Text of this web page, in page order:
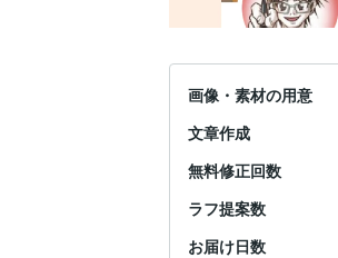
画像・素材の用意
文章作成
無料修正回数
ラフ提案数
お届け日数